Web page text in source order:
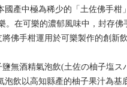
國產中極為稀少的「土佐佛手
。在可樂的濃郁風味中，封存
佛手柑運用於可樂製作的創新飲
無酒精氣泡飲(土佐の柚子塩ス
泡飲以高知縣產的柚子果汁為